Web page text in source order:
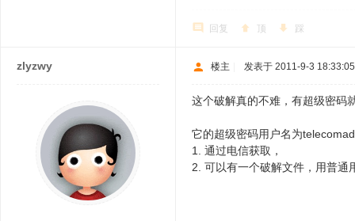
回复 顶 踩
zlyzwy 楼主 发表于 2011-9-3 18:33:05
这个破解真的不难，有超级密码
它的超级密码用户名为
1. 通过电信获取，
2. 可以有一个破解文件，用普通